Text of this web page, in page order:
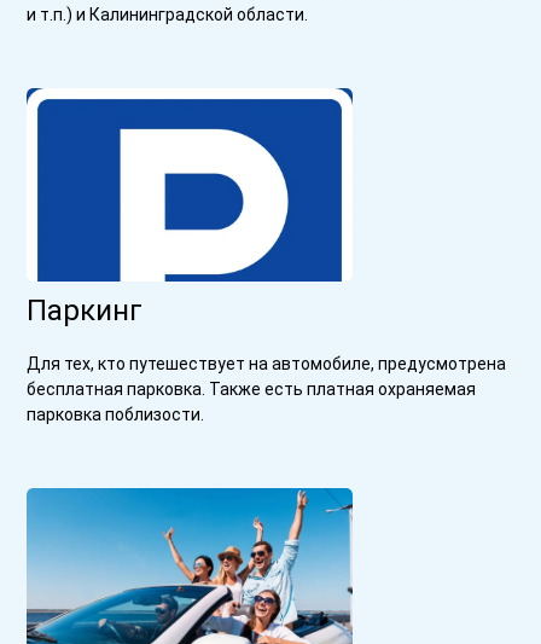
и т.п.) и Калининградской области.
Паркинг
Для тех, кто путешествует на автомобиле, предусмотрена
бесплатная парковка. Также есть платная охраняемая
парковка поблизости.